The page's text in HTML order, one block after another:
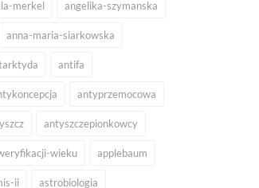
merkel angelika-szymanska
anna-maria-siarkowska
antifa
antyprzemocowa
antyszczepionkowcy
wieku applebaum
ii astrobiologia